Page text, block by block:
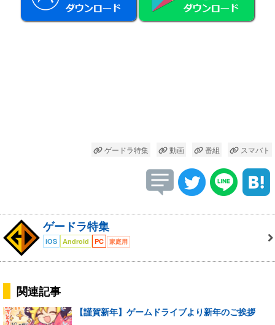
ゲードラ特集 動画 番組 スマバト
ゲードラ特集
iOS Android PC 家庭用
関連記事
【謹賀新年】ゲームドライブより新年のご挨拶